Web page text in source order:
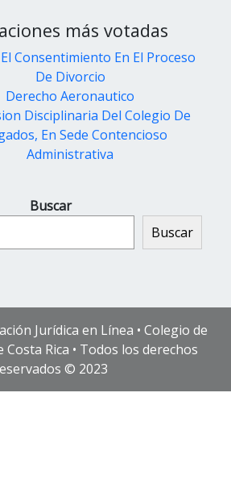
más votadas
Consentimiento En El Proceso
De Divorcio
Derecho Aeronautico
Disciplinaria Del Colegio De
En Sede Contencioso
Administrativa
Buscar
Buscar
Jurídica en Línea • Colegio de
Costa Rica • Todos los derechos
© 2023